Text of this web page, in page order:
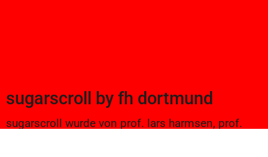
sugarscroll by fh dortmund
sugarscroll wurde von prof. lars harmsen, prof.